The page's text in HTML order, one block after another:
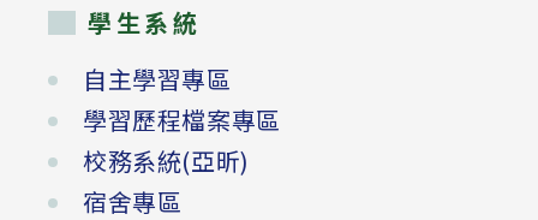
學生系統
自主學習專區
學習歷程檔案專區
校務系統(亞昕)
宿舍專區